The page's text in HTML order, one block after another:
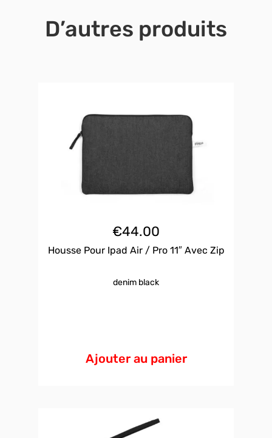
D’autres produits
€44.00
Housse Pour Ipad Air / Pro 11″ Avec Zip
denim black
Ajouter au panier